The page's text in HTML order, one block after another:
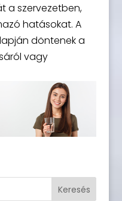
a szervezetben,
hatásokat. A
döntenek a
vagy
Keresés